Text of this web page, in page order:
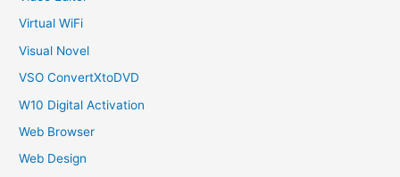
Virtual WiFi
Visual Novel
VSO ConvertXtoDVD
W10 Digital Activation
Web Browser
Web Design